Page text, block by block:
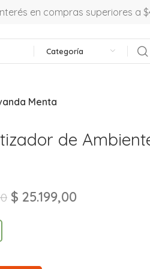
en compras superiores a
Categoría
Menta
de
$ 25.199,00